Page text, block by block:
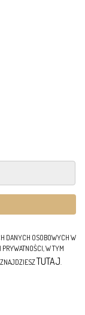
DANYCH OSOBOWYCH W
W TYM
TUTAJ.